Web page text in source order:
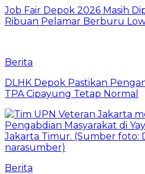
Job Fair Depok 2026 Masih
Ribuan Pelamar Berburu
Berita
DLHK Depok Pastikan
TPA Cipayung Tetap Normal
Berita